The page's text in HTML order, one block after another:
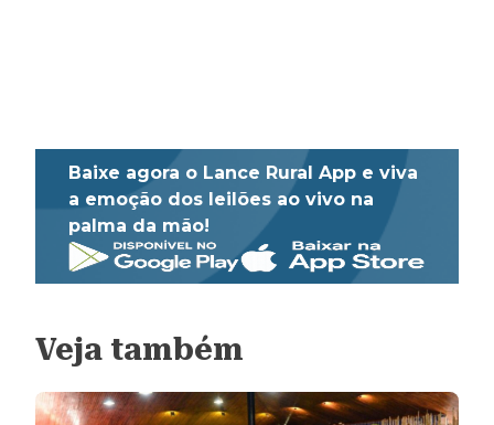
Baixe agora o Lance Rural App e viva
a emoção dos leilões ao vivo na
palma da mão!
Veja também